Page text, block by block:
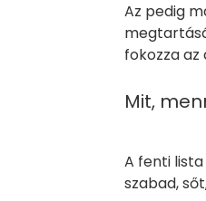
Az pedig
fokozza
Mit,
A fenti
szabad,